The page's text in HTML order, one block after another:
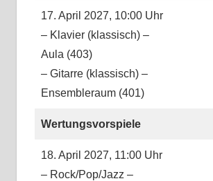
17. April 2027, 10:00 Uhr
– Klavier (klassisch) –
Aula (403)
– Gitarre (klassisch) –
Ensembleraum (401)
Wertungsvorspiele
18. April 2027, 11:00 Uhr
– Rock/Pop/Jazz –